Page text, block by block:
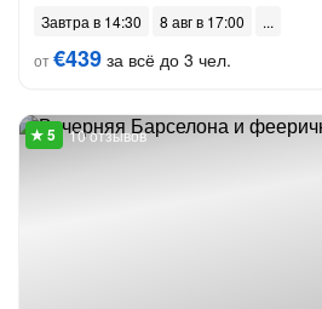
Завтра в 14:30
8 авг в 17:00
от€439 за всё до 3 чел.
10 отзывов